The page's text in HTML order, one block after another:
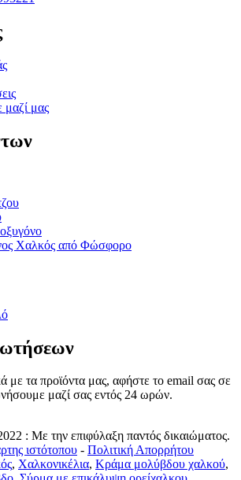
μαζί μας
Χαλκός από Φώσφορο
με τα προϊόντα μας, αφήστε το email σας σε
μαζί σας εντός 24 ωρών.
: Με την επιφύλαξη παντός δικαιώματος.
ιστότοπου - Πολιτική Απορρήτου
, Χαλκονικέλια, Κράμα μολύβδου χαλκού,